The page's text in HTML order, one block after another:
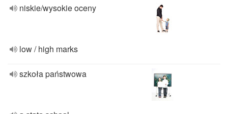
niskie/wysokie oceny
low / high marks
szkoła państwowa